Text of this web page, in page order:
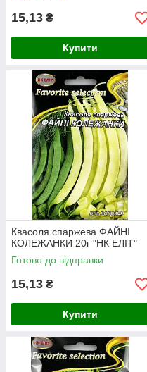
15,13 ₴
Купити
Квасоля спаржева ФАЙНІ
КОЛЕЖАНКИ 20г "НК ЕЛІТ"
Готово до відправки
15,13 ₴
Купити